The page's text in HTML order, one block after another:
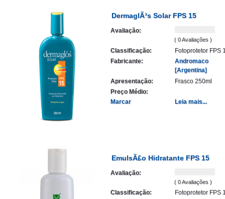
DermaglÃ³s Solar FPS 15
Avaliação:
( 0 Avaliações )
Classificação:
Fotoprotetor FPS
Fabricante:
Andromaco
[Argentina]
Apresentação:
Frasco 250ml
Preço Médio:
Marcar
Leia mais...
EmulsÃ£o Hidratante FPS 15
Avaliação:
( 0 Avaliações )
Classificação:
Fotoprotetor FPS